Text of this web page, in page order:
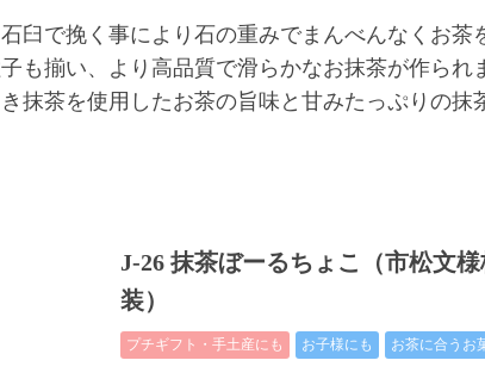
臼で挽く事により石の重みでまんべんなくお茶
も揃い、より高品質で滑らかなお抹茶が作られ
抹茶を使用したお茶の旨味と甘みたっぷりの抹
J-26 抹茶ぼーるちょこ（市松文
装）
プチギフト・手土産にも お子様にも お茶に合うお